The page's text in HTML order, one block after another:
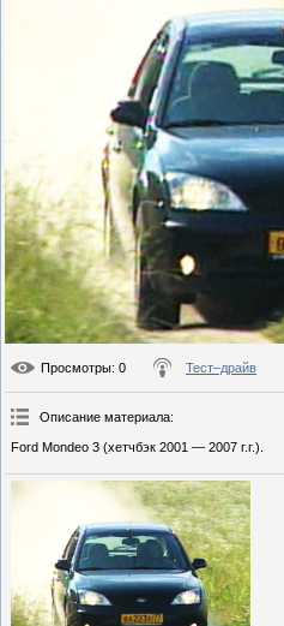
Просмотры: 0 Тест–драйв
Описание материала:
Ford Mondeo 3 (хетчбэк 2001 — 2007 г.г.).